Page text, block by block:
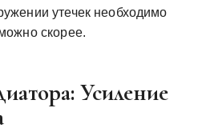
утечек необходимо
скорее.
Усиление